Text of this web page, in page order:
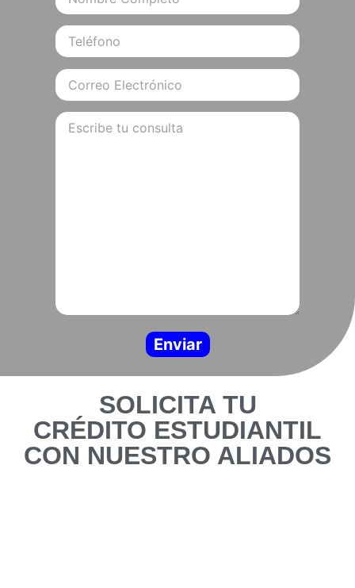
SOLICITA TU
CRÉDITO ESTUDIANTIL
CON NUESTRO ALIADOS